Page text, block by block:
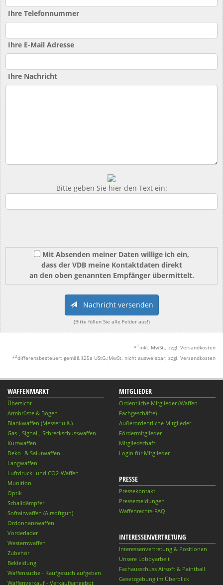
Ihre Telefonnummer
Ihre E-Mail Adresse
Ihre Nachricht
Bitte geben Sie hier den Text ein:
Mit Absenden meiner Daten willige ich ein,
dass der VDB meine Kontaktdaten direkt
an den oben genannten Empfänger übermittelt.
Nachricht versenden
(Bitte füllen Sie alle Felder aus!)
* 1 inkl. MwSt.; zzgl. Versandkosten
*2differenzbesteuert gemäß §25a UStG.;MwSt. nicht ausweisbar; zzgl. Versandkosten
WAFFENMARKT
Übersicht
Armbrüste & Bögen
Blankwaffen (Messer u.ä.)
Gas-, Signal-, Schreckschusswaffen
Kurzwaffen
Deko- & Salutwaffen
Langwaffen
Luftdruck- und CO2-Waffen
Munition
Optik
Schalldämpfer
Softairwaffen (Airsoftgun)
Ordonnanzwaffen
Vorderlader
Westernwaffen
Zubehör
Bekleidung
Waffensuche - Kaufgesuch aufgeben
Waffenverkauf - Verkaufsangebot
MITGLIEDER
Ordentliche Mitglieder (Waffen-
Fachgeschäfte)
Außerordentliche Mitglieder
Fördermitglieder
Mitgliedschaft
Login für Mitglieder
PRESSE
Pressekontakt
Pressemeldungen
Waffenrechts-FAQ
INTERESSENVERTRETUNG
Interessenvertretung & Positionen
Unsere Lobbyarbeit
Fachausschuss Airsoft & Paintball
Gesetzgebung im Überblick